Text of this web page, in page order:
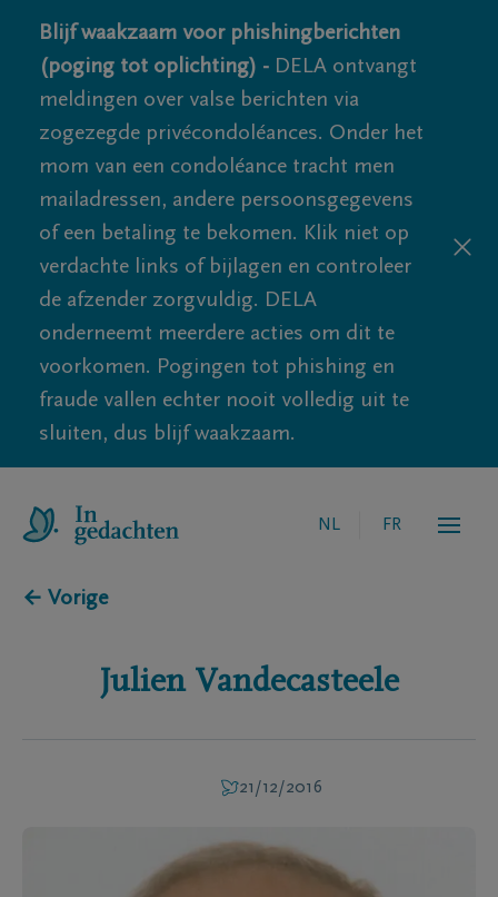
Blijf waakzaam voor phishingberichten
(poging tot oplichting) - DELA ontvangt
meldingen over valse berichten via
zogezegde privécondoléances. Onder het
mom van een condoléance tracht men
mailadressen, andere persoonsgegevens
of een betaling te bekomen. Klik niet op
verdachte links of bijlagen en controleer
de afzender zorgvuldig. DELA
onderneemt meerdere acties om dit te
voorkomen. Pogingen tot phishing en
fraude vallen echter nooit volledig uit te
sluiten, dus blijf waakzaam.
NL FR
← Vorige
Julien Vandecasteele
21/12/2016